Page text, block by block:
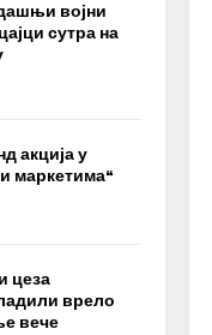
војни
сутра на
акција у
маркетима“
цеза
врело
вече